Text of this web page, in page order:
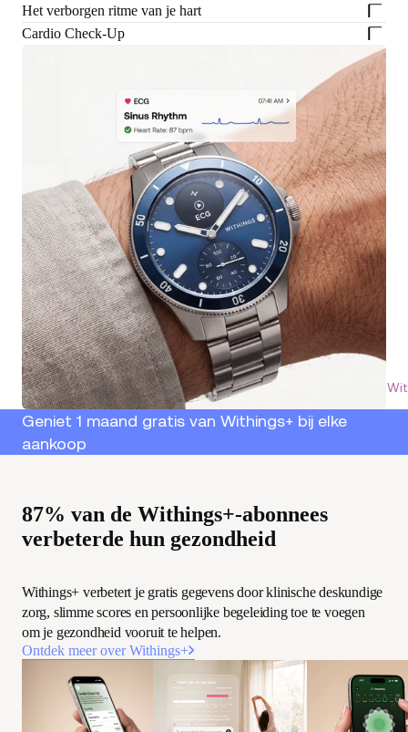
Het verborgen ritme van je hart
Cardio Check-Up
Geniet 1 maand gratis van Withings+ bij elke
aankoop
87% van de Withings+-abonnees
verbeterde hun gezondheid
Withings+ verbetert je gratis gegevens door klinische deskundige
zorg, slimme scores en persoonlijke begeleiding toe te voegen
om je gezondheid vooruit te helpen.
Ontdek meer over Withings+